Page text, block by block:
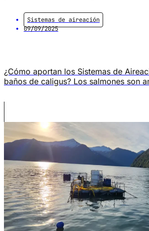
Sistemas de aireación
09/09/2025
¿Cómo aportan los Sistemas de
baños de caligus? Los salmones son
crecimiento y sistema inmune
puede marcar la diferencia entre un
vulnerable a enfermedades y
[…]